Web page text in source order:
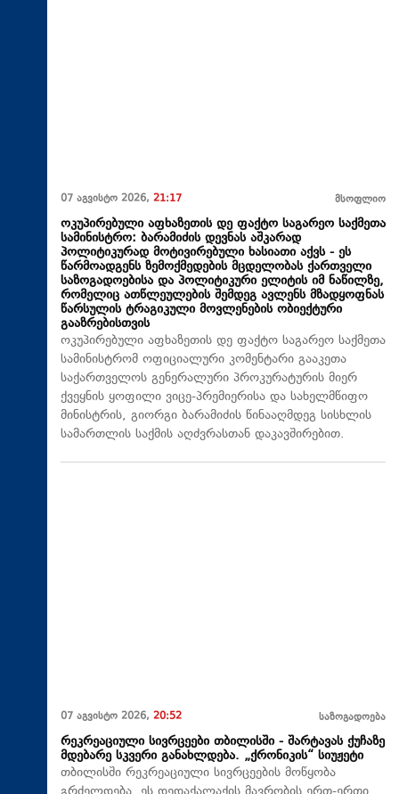
07 აგვისტო 2026, 21:17 მსოფლიო
ოკუპირებული აფხაზეთის დე ფაქტო საგარეო საქმეთა
სამინისტრო: ბარამიძის დევნას აშკარად
პოლიტიკურად მოტივირებული ხასიათი აქვს - ეს
წარმოადგენს ზემოქმედების მცდელობას ქართველი
საზოგადოებისა და პოლიტიკური ელიტის იმ ნაწილზე,
რომელიც ათწლეულების შემდეგ ავლენს მზადყოფნას
წარსულის ტრაგიკული მოვლენების ობიექტური
გააზრებისთვის
ოკუპირებული აფხაზეთის დე ფაქტო საგარეო საქმეთა
სამინისტრომ ოფიციალური კომენტარი გააკეთა
საქართველოს გენერალური პროკურატურის მიერ
ქვეყნის ყოფილი ვიცე-პრემიერისა და სახელმწიფო
მინისტრის, გიორგი ბარამიძის წინააღმდეგ სისხლის
სამართლის საქმის აღძვრასთან დაკავშირებით.
07 აგვისტო 2026, 20:52 საზოგადოება
რეკრეაციული სივრცეები თბილისში - შარტავას ქუჩაზე
მდებარე სკვერი განახლდება. „ქრონიკის“ სიუჟეტი
თბილისში რეკრეაციული სივრცეების მოწყობა